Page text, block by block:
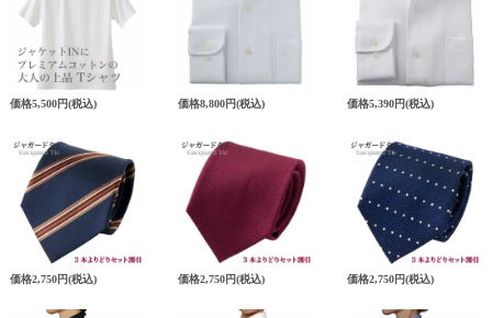
価格5,500円(税込) 価格8,800円(税込) 価格5,390円(税込)
価格2,750円(税込) 価格2,750円(税込) 価格2,750円(税込)